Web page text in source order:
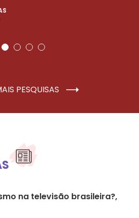
PESQUISAS
na televisão brasileira?,